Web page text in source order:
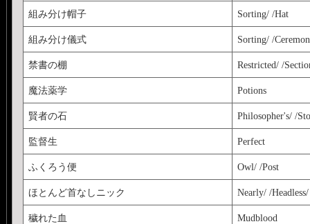
組み分け帽子 Sorting/ /Hat
組み分け儀式 Sorting/ /
禁書の棚 Restricted/ /
魔法薬学 Potions
賢者の石 Philosopher's/ /
監督生 Perfect
ふくろう便 Owl/ /Post
ほとんど首なしニック Nearly/ /
穢れた血 Mudblood